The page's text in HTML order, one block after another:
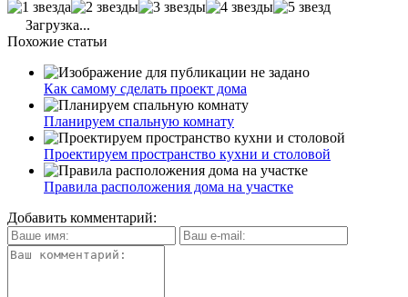
Загрузка...
Похожие статьи
Как самому сделать проект дома
Планируем спальную комнату
Проектируем пространство кухни и столовой
Правила расположения дома на участке
Добавить комментарий: